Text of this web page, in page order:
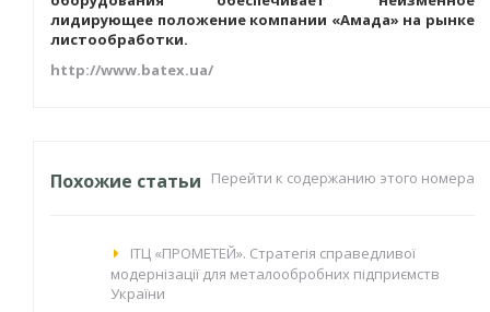
лидирующее положение компании «Амада» на рынке
листообработки.
http://www.batex.ua/
Похожие статьи Перейти к содержанию этого номера
IТЦ «ПРОМЕТЕЙ». Стратегія справедливої
модернізації для металообробних підприємств
України